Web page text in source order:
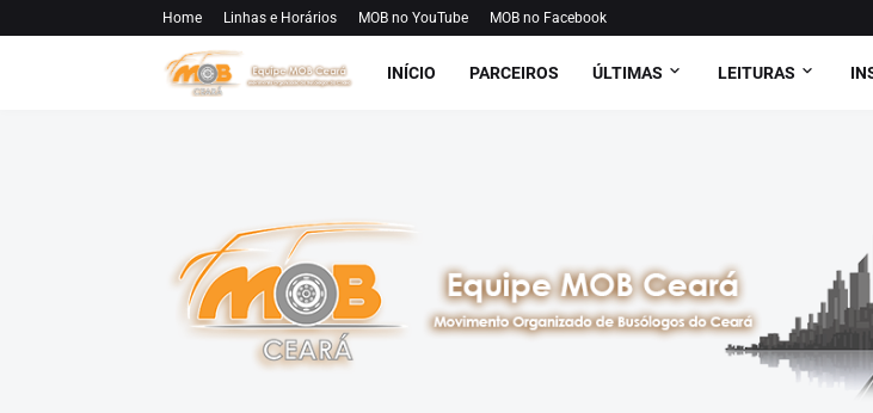
Home Linhas e Horários MOB no YouTube MOB no Facebook
INÍCIO PARCEIROS ÚLTIMAS LEITURAS